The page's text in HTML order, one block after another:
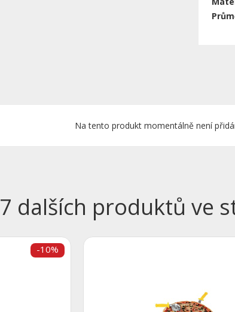
Na tento produkt momentálně není
7 dalších produktů ve
-10%